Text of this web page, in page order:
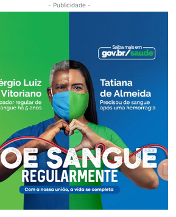
- Publicidade -